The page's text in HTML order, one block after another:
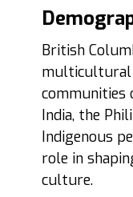
British
multicultural
communities
India, the
Indigenous
role in
culture.